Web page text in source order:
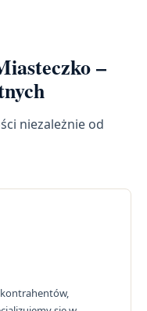
–
niezależnie od
kontrahentów,